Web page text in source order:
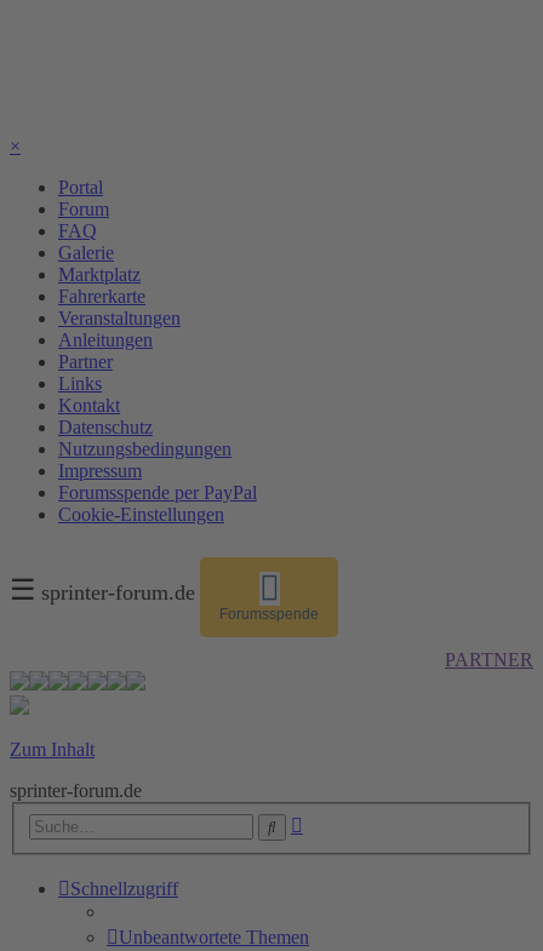
×
Portal
Forum
FAQ
Galerie
Marktplatz
Fahrerkarte
Veranstaltungen
Anleitungen
Partner
Links
Kontakt
Datenschutz
Nutzungsbedingungen
Impressum
Forumsspende per PayPal
Cookie-Einstellungen
☰ sprinter-forum.de
Forumsspende
PARTNER
Zum Inhalt
sprinter-forum.de
Suche
Schnellzugriff
Unbeantwortete Themen